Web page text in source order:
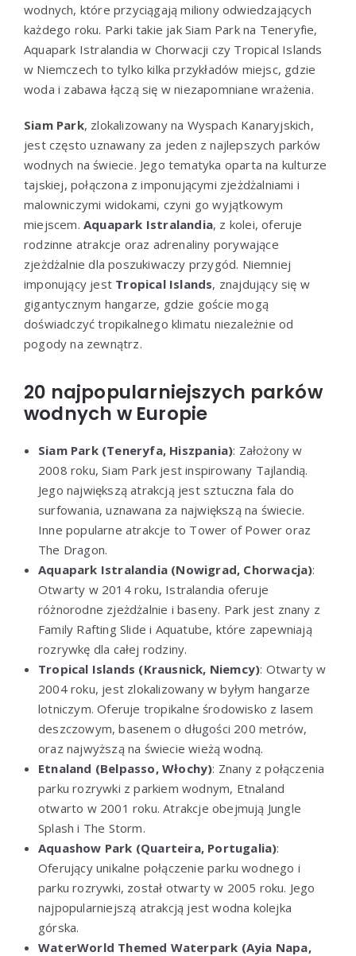
wodnych, które przyciągają miliony odwiedzających
każdego roku. Parki takie jak Siam Park na Teneryfie,
Aquapark Istralandia w Chorwacji czy Tropical Islands
w Niemczech to tylko kilka przykładów miejsc, gdzie
woda i zabawa łączą się w niezapomniane wrażenia.
Siam Park, zlokalizowany na Wyspach Kanaryjskich,
jest często uznawany za jeden z najlepszych parków
wodnych na świecie. Jego tematyka oparta na kulturze
tajskiej, połączona z imponującymi zjeżdżalniami i
malowniczymi widokami, czyni go wyjątkowym
miejscem. Aquapark Istralandia, z kolei, oferuje
rodzinne atrakcje oraz adrenaliny porywające
zjeżdżalnie dla poszukiwaczy przygód. Niemniej
imponujący jest Tropical Islands, znajdujący się w
gigantycznym hangarze, gdzie goście mogą
doświadczyć tropikalnego klimatu niezależnie od
pogody na zewnątrz.
20 najpopularniejszych parków
wodnych w Europie
Siam Park (Teneryfa, Hiszpania): Założony w
2008 roku, Siam Park jest inspirowany Tajlandią.
Jego największą atrakcją jest sztuczna fala do
surfowania, uznawana za największą na świecie.
Inne popularne atrakcje to Tower of Power oraz
The Dragon.
Aquapark Istralandia (Nowigrad, Chorwacja):
Otwarty w 2014 roku, Istralandia oferuje
różnorodne zjeżdżalnie i baseny. Park jest znany z
Family Rafting Slide i Aquatube, które zapewniają
rozrywkę dla całej rodziny.
Tropical Islands (Krausnick, Niemcy): Otwarty w
2004 roku, jest zlokalizowany w byłym hangarze
lotniczym. Oferuje tropikalne środowisko z lasem
deszczowym, basenem o długości 200 metrów,
oraz najwyższą na świecie wieżą wodną.
Etnaland (Belpasso, Włochy): Znany z połączenia
parku rozrywki z parkiem wodnym, Etnaland
otwarto w 2001 roku. Atrakcje obejmują Jungle
Splash i The Storm.
Aquashow Park (Quarteira, Portugalia):
Oferujący unikalne połączenie parku wodnego i
parku rozrywki, został otwarty w 2005 roku. Jego
najpopularniejszą atrakcją jest wodna kolejka
górska.
WaterWorld Themed Waterpark (Ayia Napa,